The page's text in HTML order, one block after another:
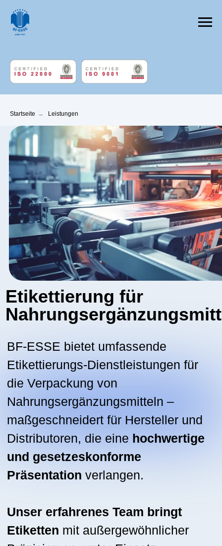
Startseite → Leistungen
Etikettierung für
Nahrungsergänzungsmittel
BF-ESSE bietet umfassende
Etikettierungs-Dienstleistungen für
die Verpackung von
maßgeschneidert für Hersteller und
Distributoren, die einehochwertige
und gesetzeskonforme
Unser erfahrenes Team bringt
Etiketten mit außergewöhnlicher
Präzision an, unter Einsatz
modernster Ausrüstung und strenger
Prozesskontrolle. Wir übernehmen
zur finalen Anbringung und liefern
individuelle Lösungen, die den
strengen EU-Normen und Ihren
Markenrichtlinien entsprechen.